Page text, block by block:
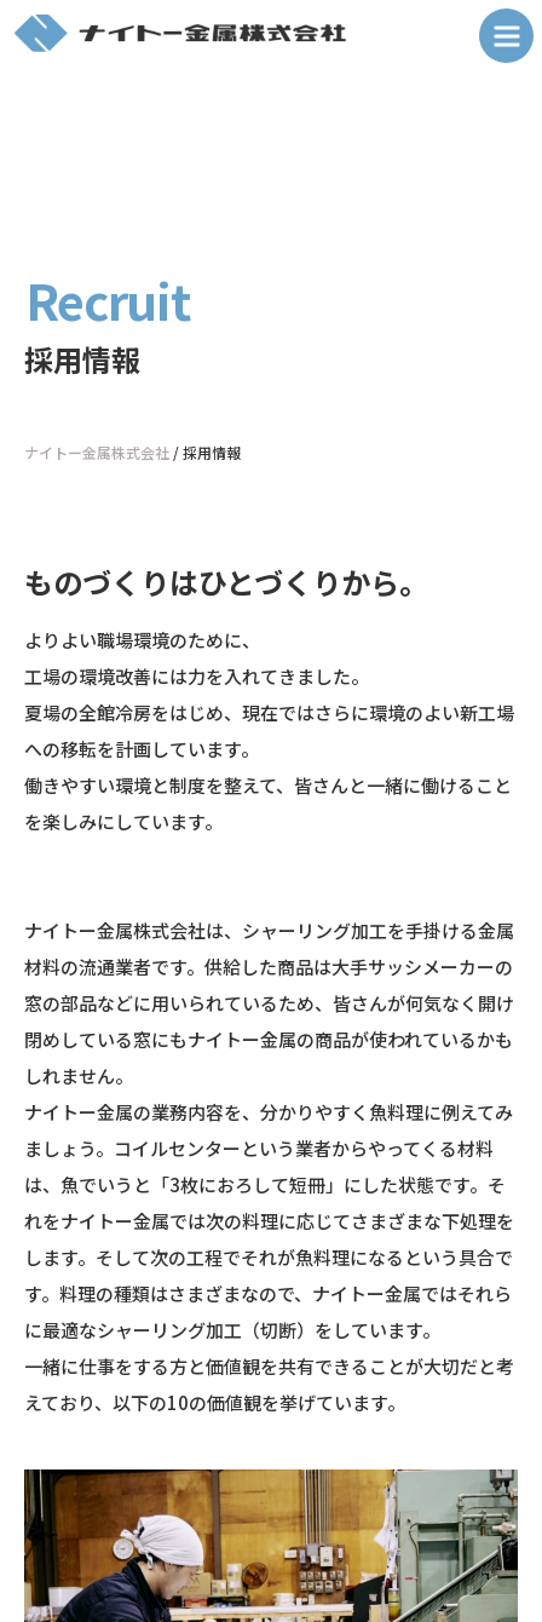
Recruit
採用情報
ナイトー金属株式会社 /採用情報
ものづくりはひとづくりから。
よりよい職場環境のために、
工場の環境改善には力を入れてきました。
夏場の全館冷房をはじめ、現在ではさらに環境のよい新工場
への移転を計画しています。
働きやすい環境と制度を整えて、皆さんと一緒に働けること
を楽しみにしています。
ナイトー金属株式会社は、シャーリング加工を手掛ける金属
材料の流通業者です。供給した商品は大手サッシメーカーの
窓の部品などに用いられているため、皆さんが何気なく開け
閉めしている窓にもナイトー金属の商品が使われているかも
しれません。
ナイトー金属の業務内容を、分かりやすく魚料理に例えてみ
ましょう。コイルセンターという業者からやってくる材料
は、魚でいうと「3枚におろして短冊」にした状態です。そ
れをナイトー金属では次の料理に応じてさまざまな下処理を
します。そして次の工程でそれが魚料理になるという具合で
す。料理の種類はさまざまなので、ナイトー金属ではそれら
に最適なシャーリング加工（切断）をしています。
一緒に仕事をする方と価値観を共有できることが大切だと考
えており、以下の10の価値観を挙げています。